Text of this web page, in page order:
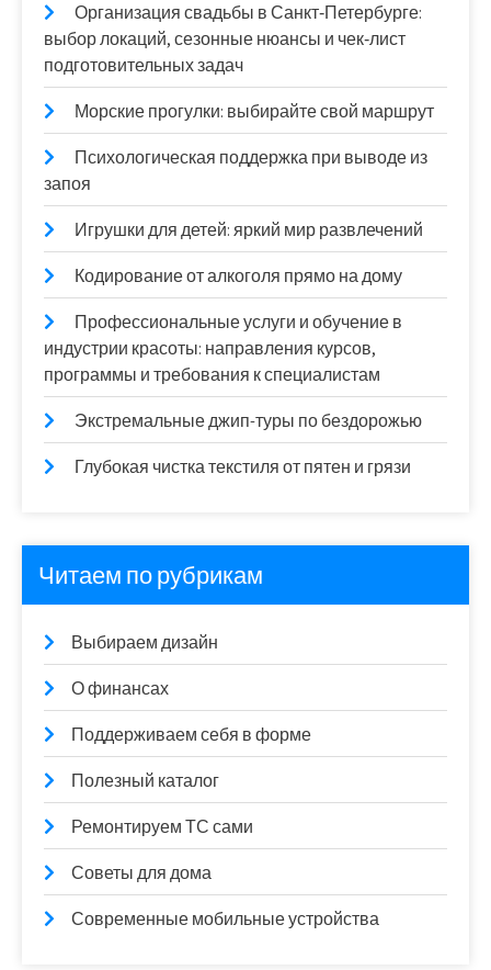
Организация свадьбы в Санкт‑Петербурге:
выбор локаций, сезонные нюансы и чек‑лист
подготовительных задач
Морские прогулки: выбирайте свой маршрут
Психологическая поддержка при выводе из
запоя
Игрушки для детей: яркий мир развлечений
Кодирование от алкоголя прямо на дому
Профессиональные услуги и обучение в
индустрии красоты: направления курсов,
программы и требования к специалистам
Экстремальные джип-туры по бездорожью
Глубокая чистка текстиля от пятен и грязи
Читаем по рубрикам
Выбираем дизайн
О финансах
Поддерживаем себя в форме
Полезный каталог
Ремонтируем ТС сами
Советы для дома
Современные мобильные устройства